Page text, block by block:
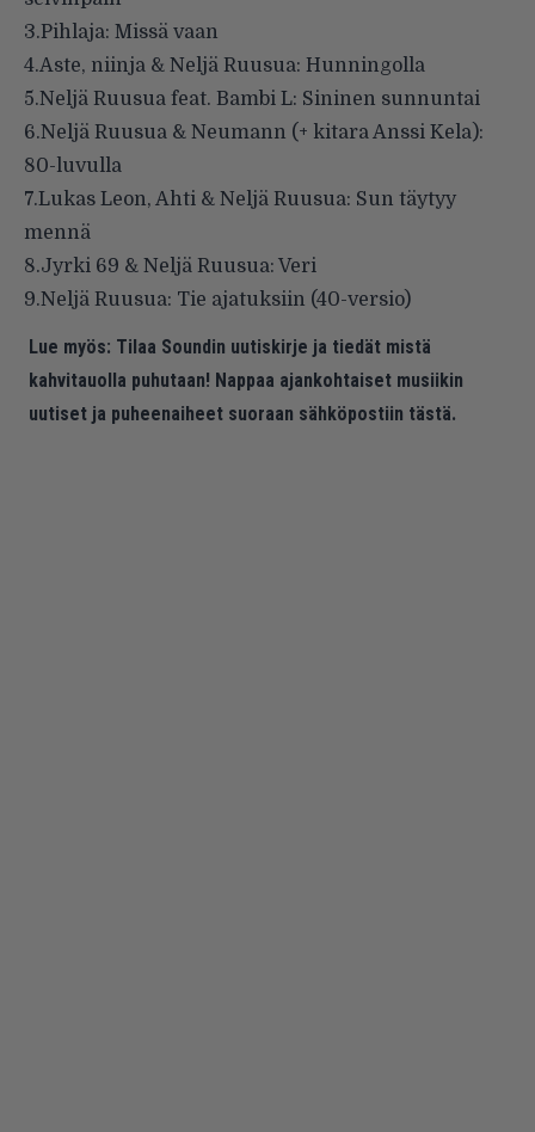
3.Pihlaja: Missä vaan
4.Aste, niinja & Neljä Ruusua: Hunningolla
5.Neljä Ruusua feat. Bambi L: Sininen sunnuntai
6.Neljä Ruusua & Neumann (+ kitara Anssi Kela):
80-luvulla
7.Lukas Leon, Ahti & Neljä Ruusua: Sun täytyy
mennä
8.Jyrki 69 & Neljä Ruusua: Veri
9.Neljä Ruusua: Tie ajatuksiin (40-versio)
Lue myös: Tilaa Soundin uutiskirje ja tiedät mistä
kahvitauolla puhutaan! Nappaa ajankohtaiset musiikin
uutiset ja puheenaiheet suoraan sähköpostiin tästä.